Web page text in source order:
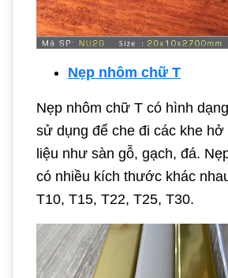
Nẹp nhôm chữ T
Nẹp nhôm chữ T có hình
sử dụng để che đi các khe
liệu như sàn gỗ, gạch, đá.
có nhiều kích thước khác
T10, T15, T22, T25, T30.